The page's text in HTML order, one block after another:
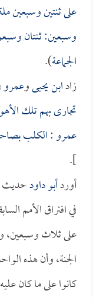
على ثنتين وسبعين
وسبعين: ثنتان
الجماعة).
زادابن يحيىوعمرو
تجارى بهم تلك
عمرو: الكلب
].
أوردأبو داود
في افتراق الأمم
على ثلاث وسبعين،
الجنة، وأن هذه
كانوا على ما كان